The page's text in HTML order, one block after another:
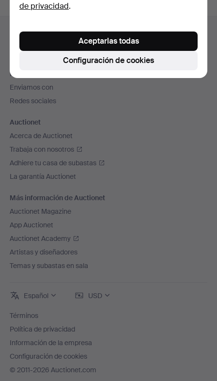
en
de
página
Ayuda y contacto
Contacta con el servicio de atención al cliente
Todas las casas de subastas
Modos de pago
Enviamos con
Redes sociales
Auctionet
Acerca de Auctionet
Trabaja con nosotros
Adhiere tu casa de subastas
La garantía Auctionet
Más información de Auctionet
Auctionet Magazine
App Auctionet
Auctionet Academy
Artistas y diseñadores
Temas y subastas en sala
Español USD
Términos
Política de privacidad
Información de la empresa
Configuración de cookies
© 2011-2026 Auctionet.com
de privacidad.
Configuración de cookies
Aceptarlas todas